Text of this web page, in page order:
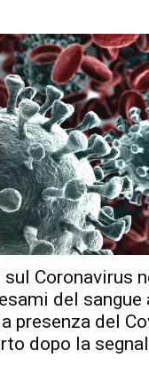
Coronavirus
del sangue
presenza del
dopo la